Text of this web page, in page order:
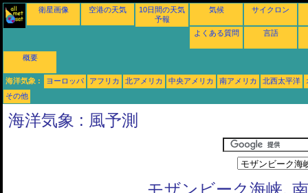
衛星画像 空港の天気
10日間の天気
予報
気候 サイクロン
よくある質問 言語
概要
海洋気象 : ヨーロッパ アフリカ 北アメリカ 中央アメリカ 南アメリカ 北西太平洋
その他
海洋気象 : 風予測
モザンビーク海峡, 南